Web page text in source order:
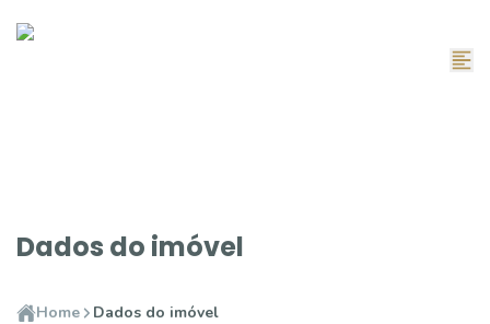
Dados do imóvel
Home Dados do imóvel